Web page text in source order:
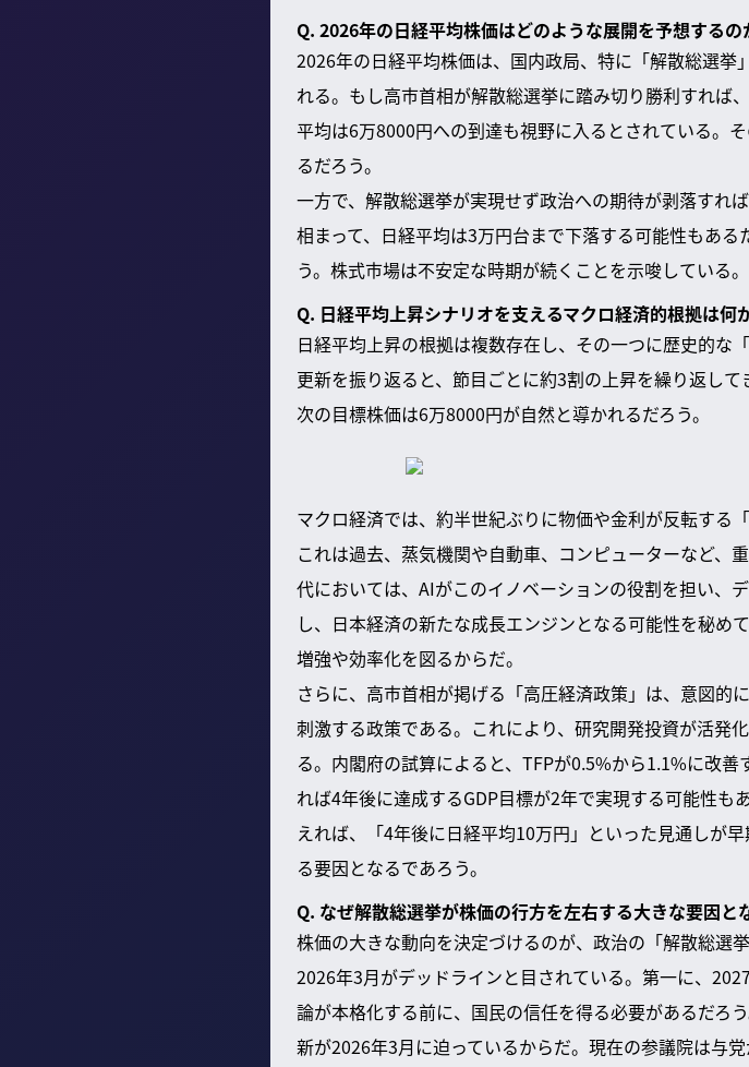
Q. 2026年の日経平均株価はどのような展開を予想するの
2026年の日経平均株価は、国内政局、特に「解散総選
れる。もし高市首相が解散総選挙に踏み切り勝利すれば
平均は6万8000円への到達も視野に入るとされている。
るだろう。
一方で、解散総選挙が実現せず政治への期待が剥落すれ
相まって、日経平均は3万円台まで下落する可能性もあ
う。株式市場は不安定な時期が続くことを示唆している。
Q. 日経平均上昇シナリオを支えるマクロ経済的根拠は何
日経平均上昇の根拠は複数存在し、その一つに歴史的な
更新を振り返ると、節目ごとに約3割の上昇を繰り返し
次の目標株価は6万8000円が自然と導かれるだろう。
マクロ経済では、約半世紀ぶりに物価や金利が反転する
これは過去、蒸気機関や自動車、コンピューターなど、
代においては、AIがこのイノベーションの役割を担い、
し、日本経済の新たな成長エンジンとなる可能性を秘め
増強や効率化を図るからだ。
さらに、高市首相が掲げる「高圧経済政策」は、意図的
刺激する政策である。これにより、研究開発投資が活発
る。内閣府の試算によると、TFPが0.5%から1.1%に改
れば4年後に達成するGDP目標が2年で実現する可能性も
えれば、「4年後に日経平均10万円」といった見通しが
る要因となるであろう。
Q. なぜ解散総選挙が株価の行方を左右する大きな要因と
株価の大きな動向を決定づけるのが、政治の「解散総選
2026年3月がデッドラインと目されている。第一に、
論が本格化する前に、国民の信任を得る必要があるだろ
新が2026年3月に迫っているからだ。現在の参議院は与